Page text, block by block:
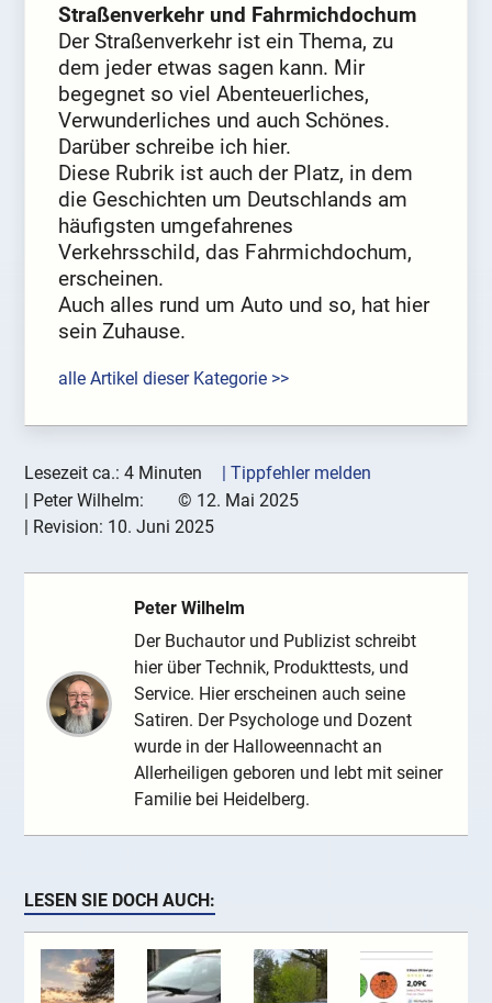
Straßenverkehr und Fahrmichdochum
Der Straßenverkehr ist ein Thema, zu
dem jeder etwas sagen kann. Mir
begegnet so viel Abenteuerliches,
Verwunderliches und auch Schönes.
Darüber schreibe ich hier.
Diese Rubrik ist auch der Platz, in dem
die Geschichten um Deutschlands am
häufigsten umgefahrenes
Verkehrsschild, das Fahrmichdochum,
erscheinen.
Auch alles rund um Auto und so, hat hier
sein Zuhause.
alle Artikel dieser Kategorie >>
Lesezeit ca.: 4 Minuten
| Tippfehler melden
| Peter Wilhelm: © 12. Mai 2025
| Revision: 10. Juni 2025
Peter Wilhelm
Der Buchautor und Publizist schreibt
hier über Technik, Produkttests, und
Service. Hier erscheinen auch seine
Satiren. Der Psychologe und Dozent
wurde in der Halloweennacht an
Allerheiligen geboren und lebt mit seiner
Familie bei Heidelberg.
LESEN SIE DOCH AUCH: